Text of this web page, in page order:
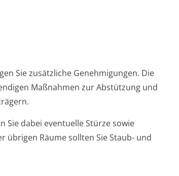
Sie zusätzliche Genehmigungen. Die
Maßnahmen zur Abstützung und
Sie dabei eventuelle Stürze sowie
übrigen Räume sollten Sie Staub- und